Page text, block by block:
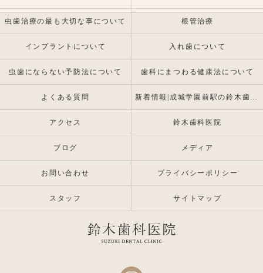
虫歯治療の最も大切な事について 根管治療
インプラントについて 入れ歯について
虫歯にならない予防法について 歯科にまつわる健康法について
よくある質問 新着情報|成城学園前駅の鈴木歯科医院 |インプラント・入れ歯専門
アクセス 鈴木歯科医院
ブログ メディア
お問い合わせ プライバシーポリシー
スタッフ サイトマップ